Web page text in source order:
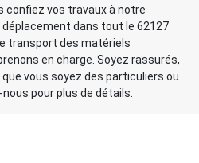
confiez vos travaux à notre
dans tout le 62127
transport des matériels
en charge. Soyez rassurés,
vous soyez des particuliers ou
pour plus de détails.